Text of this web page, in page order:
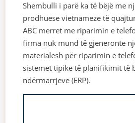
Shembulli i parë ka të bëjë me
prodhuese vietnameze të
ABC merret me riparimin e
firma nuk mund të gjeneronte
materialesh për riparimin e
sistemet tipike të planifikimit të
ndërmarrjeve (ERP).